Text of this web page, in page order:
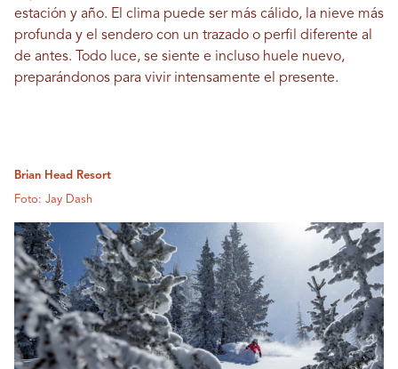
estación y año. El clima puede ser más cálido, la nieve más
profunda y el sendero con un trazado o perfil diferente al
de antes. Todo luce, se siente e incluso huele nuevo,
preparándonos para vivir intensamente el presente.
Brian Head Resort
Foto: Jay Dash